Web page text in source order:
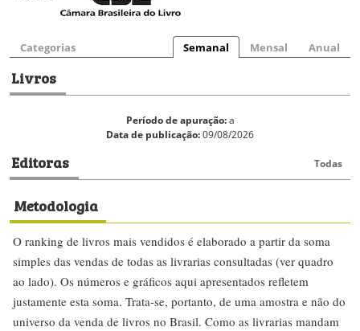
Categorias Semanal Mensal Anual
Livros
Período de apuração:a
Data de publicação:09/08/2026
Editoras Todas
Metodologia
O ranking de livros mais vendidos é elaborado a partir da soma
simples das vendas de todas as livrarias consultadas (ver quadro
ao lado). Os números e gráficos aqui apresentados refletem
justamente esta soma. Trata-se, portanto, de uma amostra e não do
universo da venda de livros no Brasil. Como as livrarias mandam